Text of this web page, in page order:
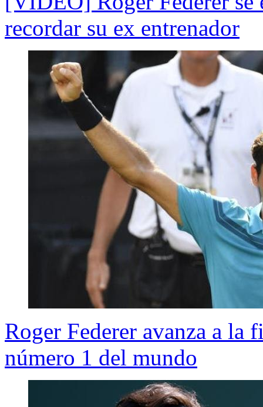
recordar su ex entrenador
Roger Federer avanza a la
número 1 del mundo